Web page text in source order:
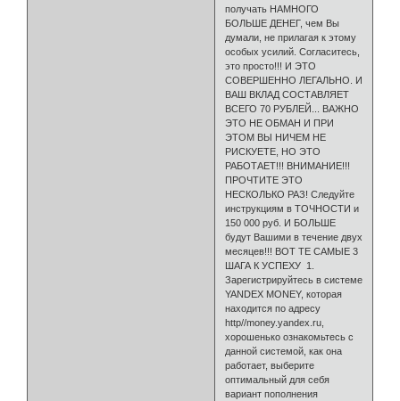
получать НАМНОГО
БОЛЬШЕ ДЕНЕГ, чем Вы
думали, не прилагая к этому
особых усилий. Со­гласитесь,
это просто!!! И ЭТО
СОВЕРШЕННО ЛЕГАЛЬНО. И
ВАШ ВКЛАД СОСТАВЛЯЕТ
ВСЕГО 70 РУБЛЕЙ... ВАЖНО
ЭТО НЕ ОБМАН И ПРИ
ЭТОМ ВЫ НИЧЕМ НЕ
РИСКУЕТЕ, НО ЭТО
РАБОТАЕТ!!! ВНИМАНИЕ!!!
ПРОЧТИТЕ ЭТО
НЕСКОЛЬКО РАЗ! Следуйте
инструкциям в ТОЧНОСТИ и
150 000 руб. И БОЛЬШЕ
будут Вашими в течение двух
месяцев!!! ВОТ ТЕ САМЫЕ 3
ШАГА К УСПЕХУ 1.
Зарегистрируйтесь в системе
YANDEX MONEY, которая
нахо­дится по адресу
http//money.yandex.ru,
хорошенько ознакомьтесь с
данной системой, как она
работает, выберите
оптимальный для себя
вариант по­полнения